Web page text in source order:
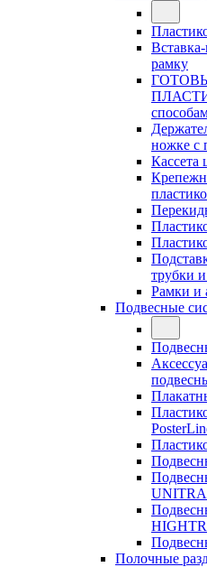
рамку
ножке с
Кассета
трубки
Рамки
Подвесные
Полочные